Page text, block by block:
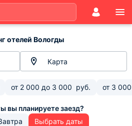
отелей Вологды
Карта
от 2 000 до 3 000 руб. от 3 000
Выбрать даты